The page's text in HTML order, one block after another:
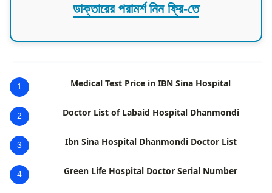
ডাক্তারের পরামর্শ নিন ফ্রি-তে
1 Medical Test Price in IBN Sina Hospital
2 Doctor List of Labaid Hospital Dhanmondi
3 Ibn Sina Hospital Dhanmondi Doctor List
4 Green Life Hospital Doctor Serial Number